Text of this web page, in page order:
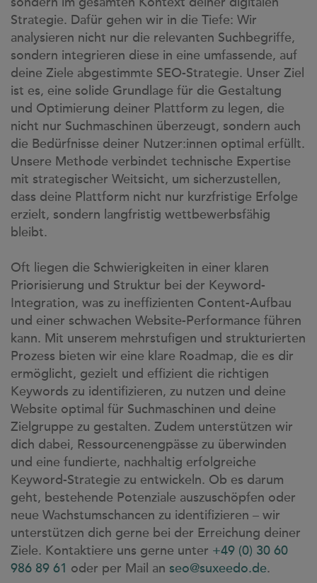
Strategie. Dafür gehen wir in die Tiefe: Wir
analysieren nicht nur die relevanten Suchbegriffe,
sondern integrieren diese in eine umfassende, auf
deine Ziele abgestimmte SEO-Strategie. Unser Ziel
ist es, eine solide Grundlage für die Gestaltung
und Optimierung deiner Plattform zu legen, die
nicht nur Suchmaschinen überzeugt, sondern auch
die Bedürfnisse deiner Nutzer:innen optimal erfüllt.
Unsere Methode verbindet technische Expertise
mit strategischer Weitsicht, um sicherzustellen,
dass deine Plattform nicht nur kurzfristige Erfolge
erzielt, sondern langfristig wettbewerbsfähig
bleibt.
Oft liegen die Schwierigkeiten in einer klaren
Priorisierung und Struktur bei der Keyword-
Integration, was zu ineffizienten Content-Aufbau
und einer schwachen Website-Performance führen
kann. Mit unserem mehrstufigen und strukturierten
Prozess bieten wir eine klare Roadmap, die es dir
ermöglicht, gezielt und effizient die richtigen
Keywords zu identifizieren, zu nutzen und deine
Website optimal für Suchmaschinen und deine
Zielgruppe zu gestalten. Zudem unterstützen wir
dich dabei, Ressourcenengpässe zu überwinden
und eine fundierte, nachhaltig erfolgreiche
Keyword-Strategie zu entwickeln. Ob es darum
geht, bestehende Potenziale auszuschöpfen oder
neue Wachstumschancen zu identifizieren – wir
unterstützen dich gerne bei der Erreichung deiner
Ziele. Kontaktiere uns gerne unter +49 (0) 30 60
986 89 61 oder per Mail an seo@suxeedo.de.